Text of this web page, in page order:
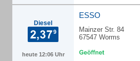
Diesel
heute 12:06 Uhr
ESSO
Mainzer Str. 84
67547 Worms